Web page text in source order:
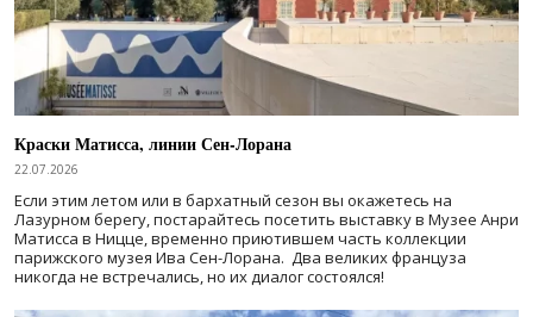
Краски Матисса, линии Сен-Лорана
22.07.2026
Если этим летом или в бархатный сезон вы окажетесь на
Лазурном берегу, постарайтесь посетить выставку в Музее Анри
Матисса в Ницце, временно приютившем часть коллекции
парижского музея Ива Сен-Лорана. Два великих француза
никогда не встречались, но их диалог состоялся!